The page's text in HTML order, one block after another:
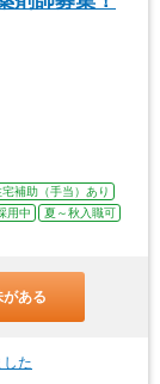
宅補助（手当）あり
用中
夏～秋入職可
ある
た